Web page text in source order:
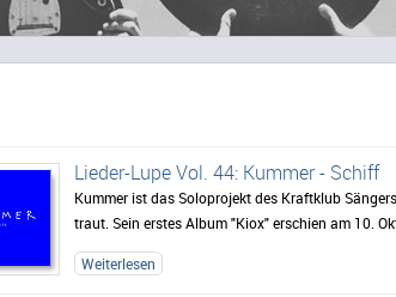
Lieder-Lupe Vol. 44: Kummer - Schiff
Kummer ist das Soloprojekt des Kraftklub
traut. Sein erstes Album "Kiox" erschien am 10.
Weiterlesen